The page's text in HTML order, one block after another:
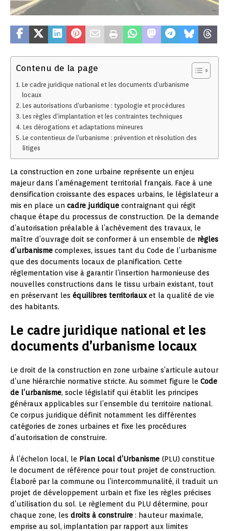
Contenu de la page
Le cadre juridique national et les documents d’urbanisme
locaux
Les autorisations d’urbanisme : typologie et procédures
Les règles d’implantation et les contraintes techniques
Les dérogations et adaptations mineures
Le contentieux de l’urbanisme : prévention et résolution des
litiges
La construction en zone urbaine représente un enjeu
majeur dans l’aménagement territorial français. Face à une
densification croissante des espaces urbains, le législateur a
mis en place un cadre juridique contraignant qui régit
chaque étape du processus de construction. De la demande
d’autorisation préalable à l’achèvement des travaux, le
maître d’ouvrage doit se conformer à un ensemble de règles
d’urbanisme complexes, issues tant du Code de l’urbanisme
que des documents locaux de planification. Cette
réglementation vise à garantir l’insertion harmonieuse des
nouvelles constructions dans le tissu urbain existant, tout
en préservant les équilibres territoriauxet la qualité de vie
des habitants.
Le cadre juridique national et les
documents d’urbanisme locaux
Le droit de la construction en zone urbaine s’articule autour
d’une hiérarchie normative stricte. Au sommet figure le Code
de l’urbanisme, socle législatif qui établit les principes
généraux applicables sur l’ensemble du territoire national.
Ce corpus juridique définit notamment les différentes
catégories de zones urbaines et fixe les procédures
d’autorisation de construire.
À l’échelon local, le Plan Local d’Urbanisme (PLU) constitue
le document de référence pour tout projet de construction.
Élaboré par la commune ou l’intercommunalité, il traduit un
projet de développement urbain et fixe les règles précises
d’utilisation du sol. Le règlement du PLU détermine, pour
chaque zone, les droits à construire : hauteur maximale,
emprise au sol, implantation par rapport aux limites